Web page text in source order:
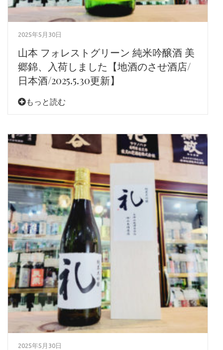
2025年5月30日
山本 フォレストグリーン 純米吟醸酒 美
郷錦、入荷しました【地酒のさせ酒店/
日本酒/2025.5.30更新】
もっと読む
2025年5月30日